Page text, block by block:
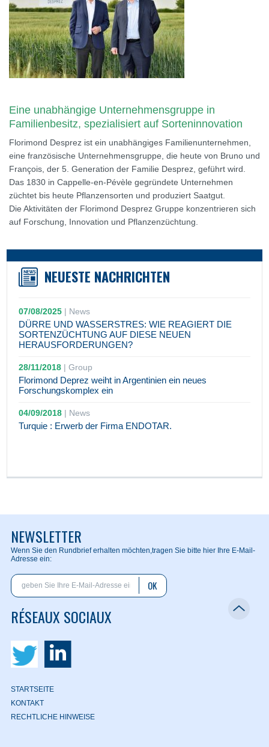
Eine unabhängige Unternehmensgruppe in
Familienbesitz, spezialisiert auf Sorteninnovation
Florimond Desprez ist ein unabhängiges Familienunternehmen,
eine französische Unternehmensgruppe, die heute von Bruno und
François, der 5. Generation der Familie Desprez, geführt wird.
Das 1830 in Cappelle-en-Pévèle gegründete Unternehmen
züchtet bis heute Pflanzensorten und produziert Saatgut.
Die Aktivitäten der Florimond Desprez Gruppe konzentrieren sich
auf Forschung, Innovation und Pflanzenzüchtung.
NEUESTE NACHRICHTEN
07/08/2025 | News
DÜRRE UND WASSERSTRES: WIE REAGIERT DIE
SORTENZÜCHTUNG AUF DIESE NEUEN
HERAUSFORDERUNGEN?
28/11/2018 |Group
Florimond Deprez weiht in Argentinien ein neues
Forschungskomplex ein
04/09/2018 | News
Turquie : Erwerb der Firma ENDOTAR.
NEWSLETTER
Wenn Sie den Rundbrief erhalten möchten,tragen Sie bitte hier Ihre E-Mail-
Adresse ein:
OK
RÉSEAUX SOCIAUX
STARTSEITE
KONTAKT
RECHTLICHE HINWEISE